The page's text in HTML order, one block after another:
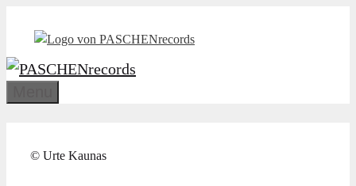
© Urte Kaunas